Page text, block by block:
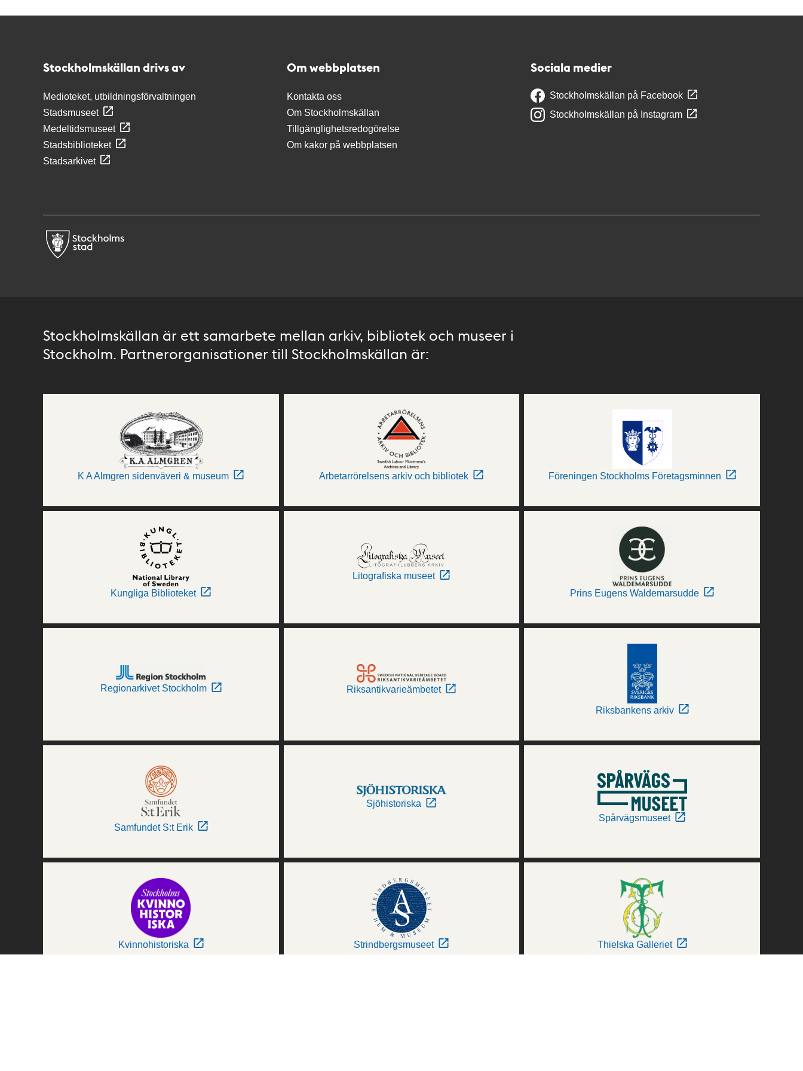
Stockholmskällan drivs av
Medioteket, utbildningsförvaltningen
Stadsmuseet
Medeltidsmuseet
Stadsbiblioteket
Stadsarkivet
Om webbplatsen
Kontakta oss
Om Stockholmskällan
Tillgänglighetsredogörelse
Om kakor på webbplatsen
Sociala medier
Stockholmskällan på Facebook
Stockholmskällan på Instagram
Stockholmskällan är ett samarbete mellan arkiv, bibliotek och museer i
Stockholm. Partnerorganisationer till Stockholmskällan är:
K A Almgren sidenväveri & museum Arbetarrörelsens arkiv och bibliotek Föreningen Stockholms Företagsminnen
Kungliga Biblioteket
Litografiska museet
Prins Eugens Waldemarsudde
Regionarkivet Stockholm Riksantikvarieämbetet
Riksbankens arkiv
Samfundet S:t Erik
Sjöhistoriska
Spårvägsmuseet
Kvinnohistoriska Strindbergsmuseet Thielska Galleriet